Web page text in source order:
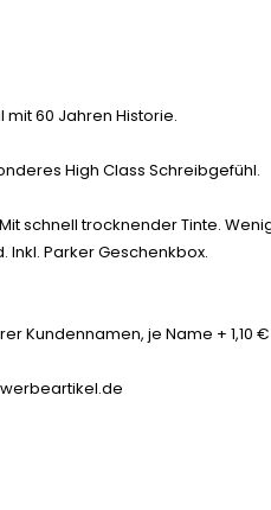
mit 60 Jahren Historie.
High Class Schreibgefühl.
schnell trocknender Tinte.
Parker Geschenkbox.
Kundennamen, je Name + 1,10